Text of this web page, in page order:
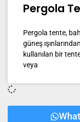
Pergola
Pergola tente,
güneş
kullanılan bir
veya